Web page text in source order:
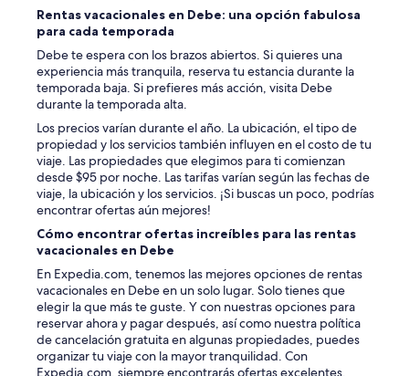
Rentas vacacionales en Debe: una opción fabulosa
para cada temporada
Debe te espera con los brazos abiertos. Si quieres una
experiencia más tranquila, reserva tu estancia durante la
temporada baja. Si prefieres más acción, visita Debe
durante la temporada alta.
Los precios varían durante el año. La ubicación, el tipo de
propiedad y los servicios también influyen en el costo de tu
viaje. Las propiedades que elegimos para ti comienzan
desde $95 por noche. Las tarifas varían según las fechas de
viaje, la ubicación y los servicios. ¡Si buscas un poco, podrías
encontrar ofertas aún mejores!
Cómo encontrar ofertas increíbles para las rentas
vacacionales en Debe
En Expedia.com, tenemos las mejores opciones de rentas
vacacionales en Debe en un solo lugar. Solo tienes que
elegir la que más te guste. Y con nuestras opciones para
reservar ahora y pagar después, así como nuestra política
de cancelación gratuita en algunas propiedades, puedes
organizar tu viaje con la mayor tranquilidad. Con
Expedia.com, siempre encontrarás ofertas excelentes.